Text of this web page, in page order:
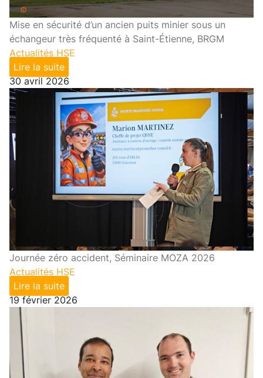
Mise en sécurité d’un ancien puits minier sous un
échangeur très fréquenté à Saint-Étienne, BRGM
Actualités HSE
Lire la suite
30 avril 2026
Journée zéro accident, Séminaire MOZA 2026
Actualités HSE
Lire la suite
19 février 2026